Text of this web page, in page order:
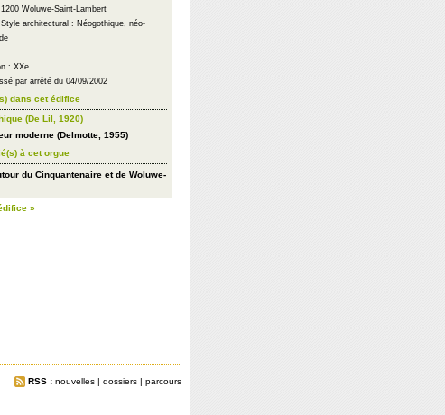
1200 Woluwe-Saint-Lambert
Style architectural : Néogothique, néo-
: XXe
par arrêté du 04/09/2002
dans cet édifice
(De Lil, 1920)
moderne (Delmotte, 1955)
à cet orgue
du Cinquantenaire et de Woluwe-
»
RSS : nouvelles | dossiers | parcours